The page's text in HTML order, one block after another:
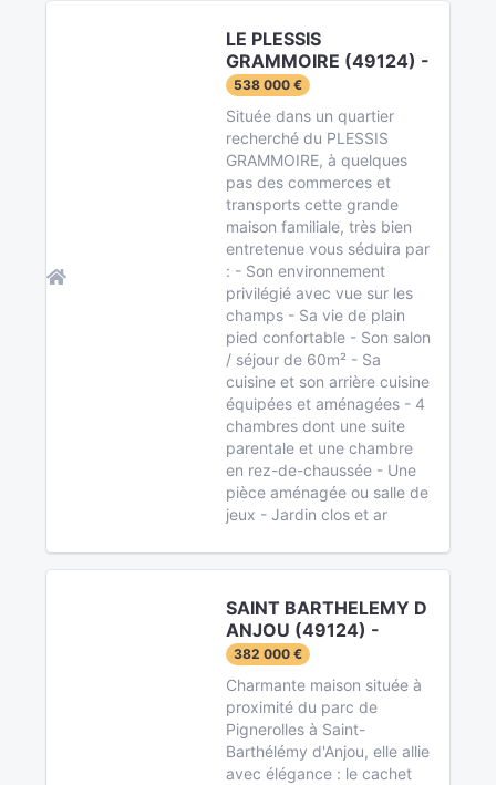
LE PLESSIS
GRAMMOIRE (49124) -
538 000 €
Située dans un quartier
recherché du PLESSIS
GRAMMOIRE, à quelques
pas des commerces et
transports cette grande
maison familiale, très bien
entretenue vous séduira par
: - Son environnement
privilégié avec vue sur les
champs - Sa vie de plain
pied confortable - Son salon
/ séjour de 60m² - Sa
cuisine et son arrière cuisine
équipées et aménagées - 4
chambres dont une suite
parentale et une chambre
en rez-de-chaussée - Une
pièce aménagée ou salle de
jeux - Jardin clos et ar
SAINT BARTHELEMY D
ANJOU (49124) -
382 000 €
Charmante maison située à
proximité du parc de
Pignerolles à Saint-
Barthélémy d'Anjou, elle allie
avec élégance : le cachet